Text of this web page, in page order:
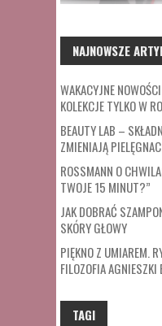
NAJNOWSZE
WAKACYJNE
KOLEKCJE TYLKO W
BEAUTY LAB –
ZMIENIAJĄ
ROSSMANN O
TWOJE 15 MINUT?”
JAK DOBRAĆ
SKÓRY GŁOWY
PIĘKNO Z UMIAREM.
FILOZOFIA
TAGI